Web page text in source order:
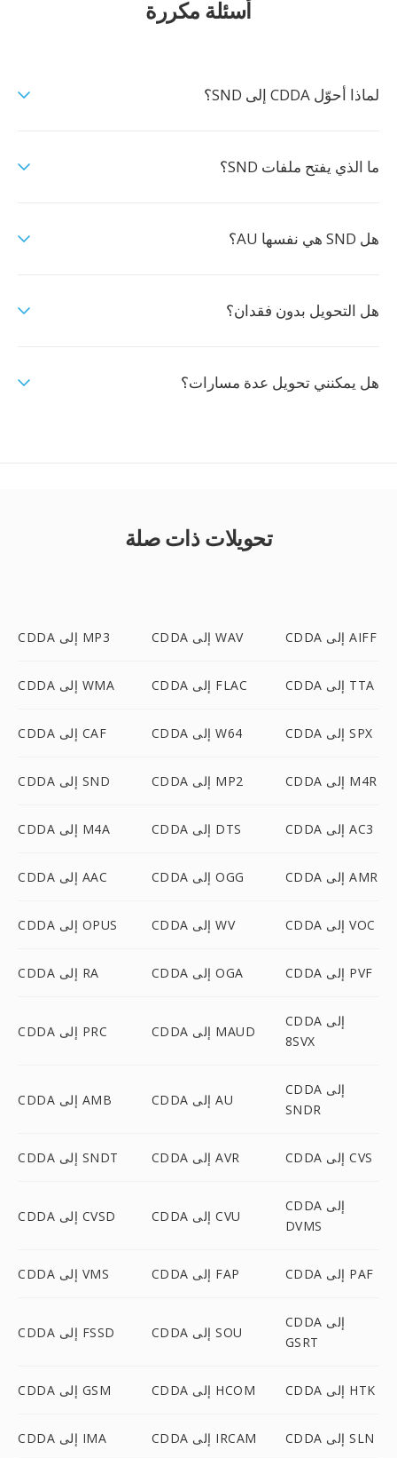
أسئلة مكررة
لماذا أحوّل CDDA إلى SND؟
ما الذي يفتح ملفات SND؟
هل SND هي نفسها AU؟
هل التحويل بدون فقدان؟
هل يمكنني تحويل عدة مسارات؟
تحويلات ذات صلة
CDDA إلى MP3 CDDA إلى WAV CDDA إلى AIFF
CDDA إلى WMA CDDA إلى FLAC CDDA إلى TTA
CDDA إلى CAF CDDA إلى W64 CDDA إلى SPX
CDDA إلى SND CDDA إلى MP2 CDDA إلى M4R
CDDA إلى M4A CDDA إلى DTS CDDA إلى AC3
CDDA إلى AAC CDDA إلى OGG CDDA إلى AMR
CDDA إلى OPUS CDDA إلى WV CDDA إلى VOC
CDDA إلى RA CDDA إلى OGA CDDA إلى PVF
CDDA إلى PRC CDDA إلى MAUD
CDDA إلى
8SVX
CDDA إلى AMB CDDA إلى AU
CDDA إلى
SNDR
CDDA إلى SNDT CDDA إلى AVR CDDA إلى CVS
CDDA إلى CVSD CDDA إلى CVU
CDDA إلى
DVMS
CDDA إلى VMS CDDA إلى FAP CDDA إلى PAF
CDDA إلى FSSD CDDA إلى SOU
CDDA إلى
GSRT
CDDA إلى GSM CDDA إلى HCOM CDDA إلى HTK
CDDA إلى IMA CDDA إلى IRCAM CDDA إلى SLN